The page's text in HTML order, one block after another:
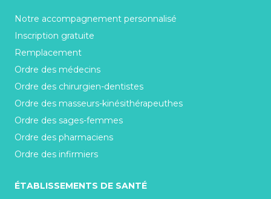
Notre accompagnement personnalisé
Inscription gratuite
Remplacement
Ordre des médecins
Ordre des chirurgien-dentistes
Ordre des masseurs-kinésithérapeuthes
Ordre des sages-femmes
Ordre des pharmaciens
Ordre des infirmiers
ÉTABLISSEMENTS DE SANTÉ